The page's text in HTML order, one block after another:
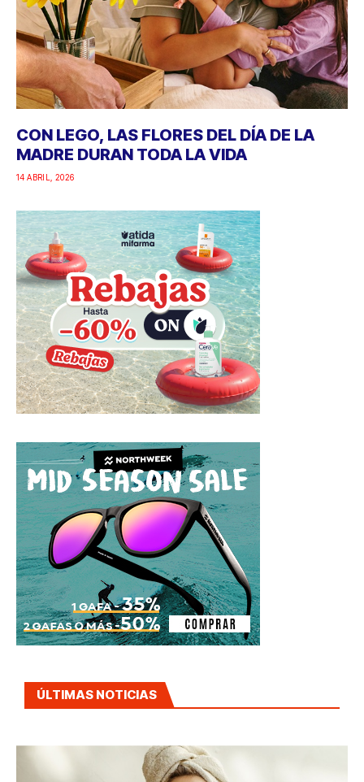
CON LEGO, LAS FLORES DEL DÍA DE LA
MADRE DURAN TODA LA VIDA
14 ABRIL, 2026
ÚLTIMAS NOTICIAS